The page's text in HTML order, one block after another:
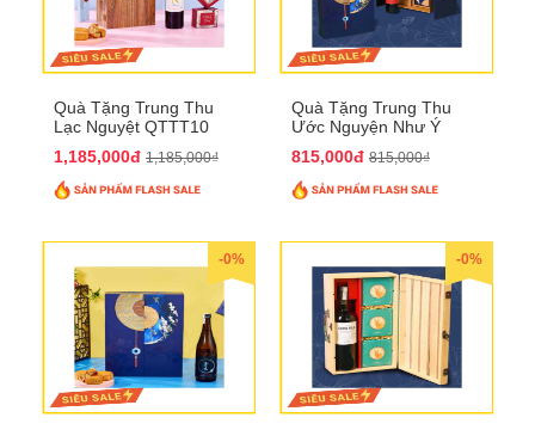
Quà Tặng Trung Thu
Lạc Nguyệt QTTT10
1,185,000đ 1,185,000₫
Quà Tặng Trung Thu
Ước Nguyện Như Ý
815,000đ 815,000₫
-0% -0%